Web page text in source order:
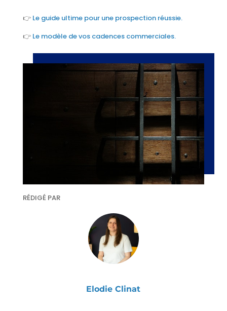
👉 Le guide ultime pour une prospection réussie.
👉 Le modèle de vos cadences commerciales.
RÉDIGÉ PAR
Elodie Clinat